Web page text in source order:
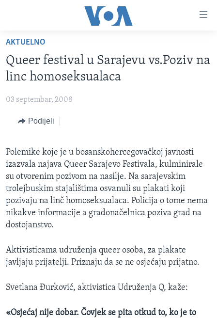
glavni
sadržaj
Pređi
na
glavnu
navigaciju
TV PROGRAM
VIDEO
VIJESTI
SJEDINJENE AMERIČKE DRŽAVE
SVIJET
NAUKA I TEHNOLOGIJA
KORUPCIJA
SLOBODA MEDIJA
ŽENSKA STRANA
IZBJEGLIČKA STRANA
MAGAZIN
O GLASU AMERIKE
Learning English
AKTUELNO
Queer festival u Sarajevu vs.Poziv na
linc homoseksualaca
03 septembar, 2008
Podijeli
Polemike koje je u bosanskohercegovačkoj javnosti
izazvala najava Queer Sarajevo Festivala, kulminirale
su otvorenim pozivom na nasilje. Na sarajevskim
trolejbuskim stajalištima osvanuli su plakati koji
pozivaju na linč homoseksualaca. Policija o tome nema
nikakve informacije a gradonačelnica poziva grad na
dostojanstvo.
Aktivisticama udruženja queer osoba, za plakate
javljaju prijatelji. Priznaju da se ne osjećaju prijatno.
Svetlana Đurković, aktivistica Udruženja Q, kaže:
«Osjećaj nije dobar. Čovjek se pita otkud to, ko je to